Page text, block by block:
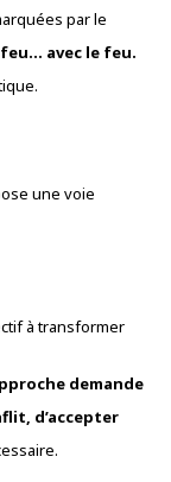
par le
avec le feu.
une voie
à transformer
demande
d’accepter